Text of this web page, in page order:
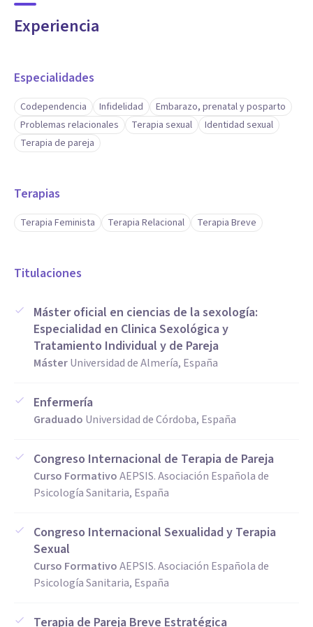
Experiencia
Especialidades
Codependencia Infidelidad
Embarazo, prenatal y posparto
Problemas relacionales
Terapia sexual
Identidad sexual
Terapia de pareja
Terapias
Terapia Feminista Terapia Relacional Terapia Breve
Titulaciones
Máster oficial en ciencias de la sexología:
Especialidad en Clinica Sexológica y
Tratamiento Individual y de Pareja
MásterUniversidad de Almería, España
Enfermería
Graduado Universidad de Córdoba, España
Congreso Internacional de Terapia de Pareja
Curso FormativoAEPSIS. Asociación Española de
Psicología Sanitaria, España
Congreso Internacional Sexualidad y Terapia
Sexual
Curso FormativoAEPSIS. Asociación Española de
Psicología Sanitaria, España
Terapia de Pareja Breve Estratégica